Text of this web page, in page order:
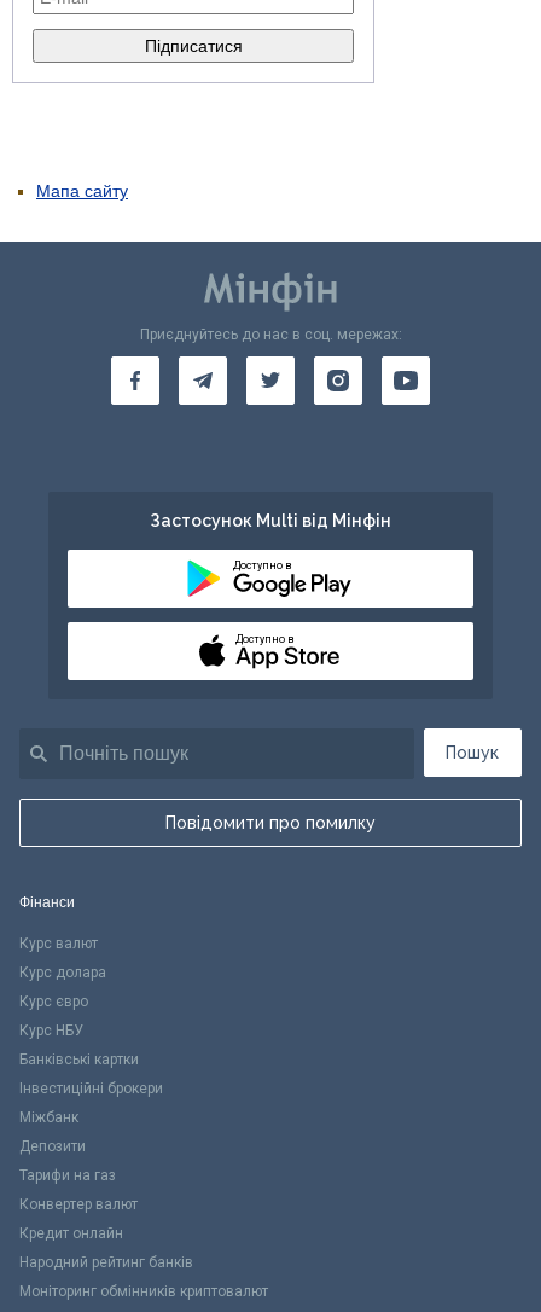
Мапа сайту
Пошук
Повідомити про помилку
Приєднуйтесь до нас в соц. мережах:
Застосунок Multi від Мінфін
Доступно в
Доступно в
Фінанси
Курс валют
Курс долара
Курс євро
Курс НБУ
Банківські картки
Інвестиційні брокери
Міжбанк
Депозити
Тарифи на газ
Конвертер валют
Кредит онлайн
Народний рейтинг банків
Моніторинг обмінників криптовалют